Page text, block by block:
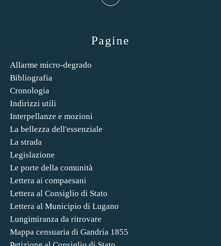
Pagine
Allarme micro-degrado
Bibliografia
Cronologia
Indirizzi utili
Interpellanze e mozioni
La bellezza dell'essenziale
La strada
Legislazione
Le porte della comunità
Lettera ai compaesani
Lettera al Consiglio di Stato
Lettera al Municipio di Lugano
Lungimiranza da ritrovare
Mappa censuaria di Gandria 1855